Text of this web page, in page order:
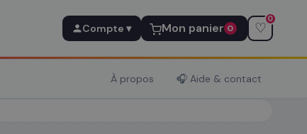
Compte ▾ Mon panier 0 ♡
0
À propos 🎧 Aide & contact